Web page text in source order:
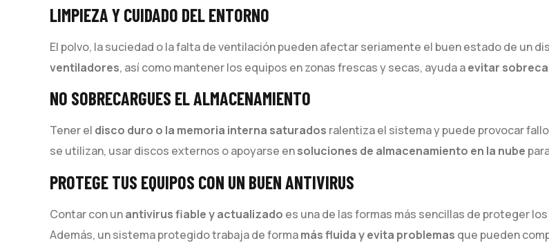
LIMPIEZA Y CUIDADO DEL ENTORNO
El polvo, la suciedad o la falta de ventilación pueden afectar seriamente el buen estado de un
ventiladores, así como mantener los equipos en zonas frescas y secas, ayuda aevitar
NO SOBRECARGUES EL ALMACENAMIENTO
Tener el disco duro o la memoria interna saturados ralentiza el sistema y puede provocar
se utilizan, usar discos externos o apoyarse ensoluciones de almacenamiento en la nube
PROTEGE TUS EQUIPOS CON UN BUEN ANTIVIRUS
Contar con unantivirus fiable y actualizado es una de las formas más sencillas de proteger
Además, un sistema protegido trabaja de formamás fluida y evita problemas que pueden